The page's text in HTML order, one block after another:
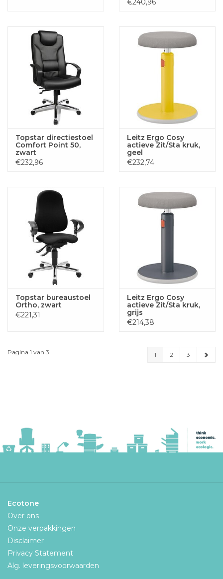
€240,96
Topstar directiestoel
Comfort Point 50,
zwart
€232,96
Leitz Ergo Cosy
actieve Zit/Sta kruk,
geel
€232,74
Topstar bureaustoel
Ortho, zwart
€221,31
Leitz Ergo Cosy
actieve Zit/Sta kruk,
grijs
€214,38
Pagina 1 van 3 1 2 3
Ecotone
Over ons
Onze verpakkingen
Disclaimer
Privacy Statement
Alg. leveringsvoorwaarden